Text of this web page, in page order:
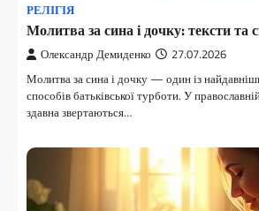
РЕЛІГІЯ
Молитва за сина і дочку: тексти та
Олександр Демиденко 27.07.2026
Молитва за сина і дочку — один із
способів батьківської турботи. У
здавна звертаються…